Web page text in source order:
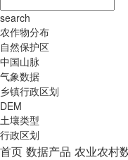
search
农作物分布
自然保护区
中国山脉
气象数据
乡镇行政区划
DEM
土壤类型
行政区划
首页 数据产品 农业农村